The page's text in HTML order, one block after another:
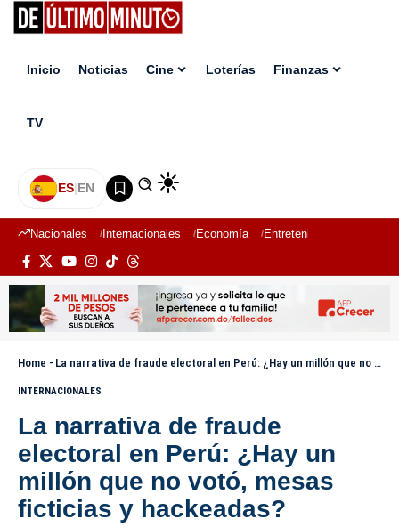
Inicio Noticias Cine Loterías Finanzas
TV
ES|EN
Nacionales Internacionales Economía Entretenimiento
Home - La narrativa de fraude electoral en Perú: ¿Hay un millón que no votó, mesas ficticias y hackeadas?
INTERNACIONALES
La narrativa de fraude
electoral en Perú: ¿Hay un
millón que no votó, mesas
ficticias y hackeadas?